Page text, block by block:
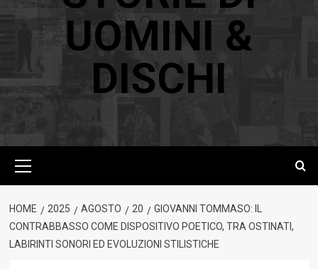
UOMINI &
DISCHI
principale
HOME 2025 AGOSTO 20
GIOVANNI TOMMASO: IL
CONTRABBASSO COME DISPOSITIVO POETICO, TRA OSTINATI,
LABIRINTI SONORI ED EVOLUZIONI STILISTICHE